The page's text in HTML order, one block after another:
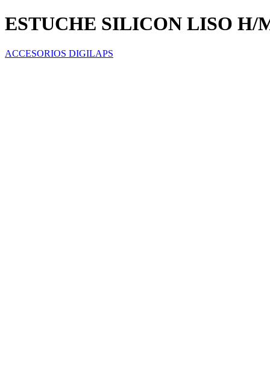
ESTUCHE SILICON LISO H/
ACCESORIOS DIGILAPS